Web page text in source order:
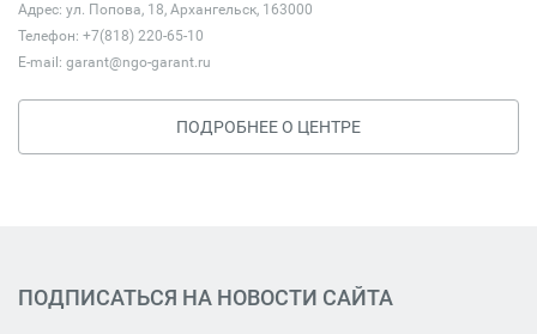
Адрес: ул. Попова, 18, Архангельск, 163000
Телефон: +7(818) 220-65-10
E-mail: garant@ngo-garant.ru
ПОДРОБНЕЕ О ЦЕНТРЕ
ПОДПИСАТЬСЯ НА НОВОСТИ САЙТА